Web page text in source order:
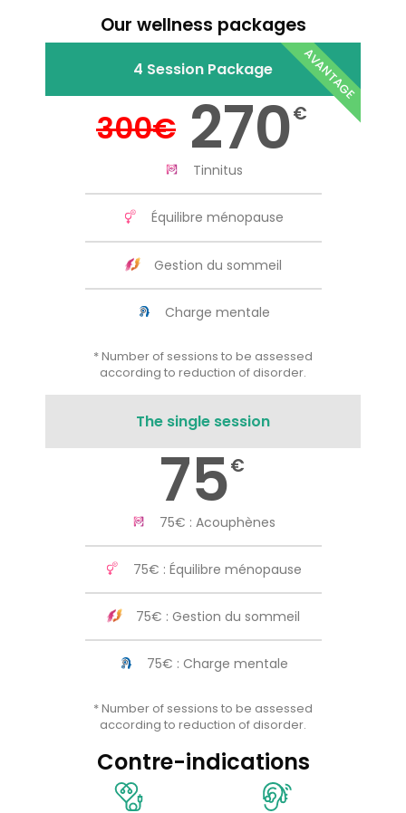
Our wellness packages
4 Session Package
300€ 270€
Tinnitus
Équilibre ménopause
Gestion du sommeil
Charge mentale
* Number of sessions to be assessed
according to reduction of disorder.
AVANTAGE
The single session
75€
75€ : Acouphènes
75€ : Équilibre ménopause
75€ : Gestion du sommeil
75€ : Charge mentale
* Number of sessions to be assessed
according to reduction of disorder.
Contre-indications